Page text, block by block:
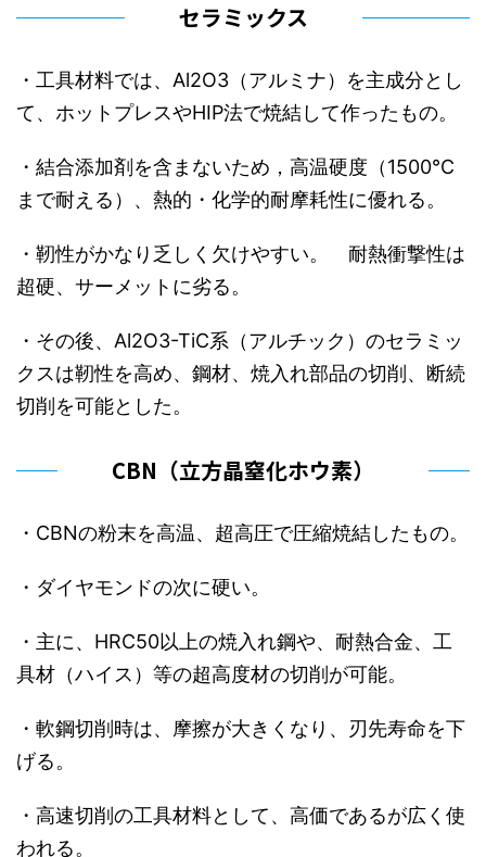
セラミックス
・工具材料では、Al2O3（アルミナ）を主成分とし
て、ホットプレスやHIP法で焼結して作ったもの。
・結合添加剤を含まないため，高温硬度（1500℃
まで耐える）、熱的・化学的耐摩耗性に優れる。
・靭性がかなり乏しく欠けやすい。 耐熱衝撃性は
超硬、サーメットに劣る。
・その後、Al2O3-TiC系（アルチック）のセラミッ
クスは靭性を高め、鋼材、焼入れ部品の切削、断続
切削を可能とした。
CBN（立方晶窒化ホウ素）
・CBNの粉末を高温、超高圧で圧縮焼結したもの。
・ダイヤモンドの次に硬い。
・主に、HRC50以上の焼入れ鋼や、耐熱合金、工
具材（ハイス）等の超高度材の切削が可能。
・軟鋼切削時は、摩擦が大きくなり、刃先寿命を下
げる。
・高速切削の工具材料として、高価であるが広く使
われる。